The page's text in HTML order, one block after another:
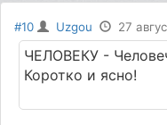
#10 Uzgou 27
ЧЕЛОВЕКУ -
Коротко и ясно!